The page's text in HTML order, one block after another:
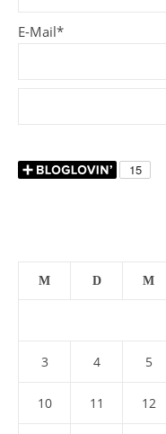
E-Mail*
M D M
3 4 5
10 11 12